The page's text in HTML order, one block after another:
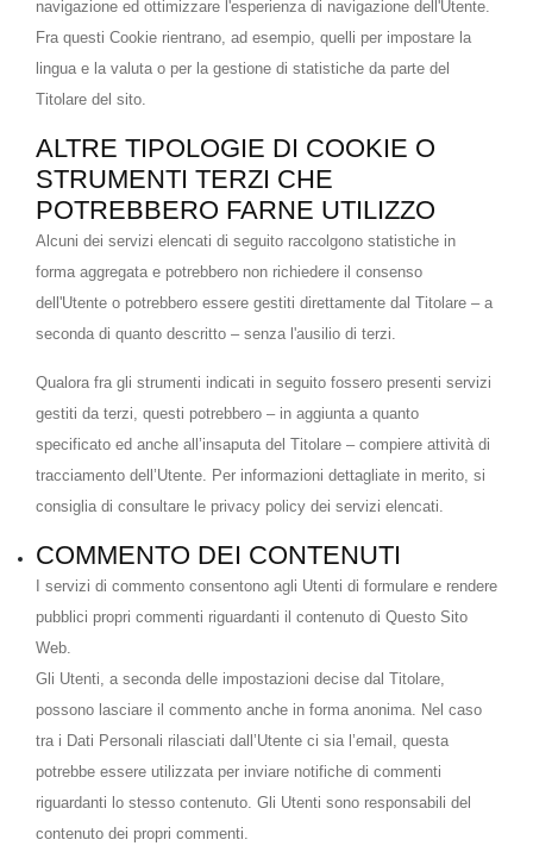
navigazione ed ottimizzare l'esperienza di navigazione dell'Utente.
Fra questi Cookie rientrano, ad esempio, quelli per impostare la
lingua e la valuta o per la gestione di statistiche da parte del
Titolare del sito.
ALTRE TIPOLOGIE DI COOKIE O
STRUMENTI TERZI CHE
POTREBBERO FARNE UTILIZZO
Alcuni dei servizi elencati di seguito raccolgono statistiche in
forma aggregata e potrebbero non richiedere il consenso
dell'Utente o potrebbero essere gestiti direttamente dal Titolare – a
seconda di quanto descritto – senza l'ausilio di terzi.
Qualora fra gli strumenti indicati in seguito fossero presenti servizi
gestiti da terzi, questi potrebbero – in aggiunta a quanto
specificato ed anche all’insaputa del Titolare – compiere attività di
tracciamento dell’Utente. Per informazioni dettagliate in merito, si
consiglia di consultare le privacy policy dei servizi elencati.
COMMENTO DEI CONTENUTI
I servizi di commento consentono agli Utenti di formulare e rendere
pubblici propri commenti riguardanti il contenuto di Questo Sito
Web.
Gli Utenti, a seconda delle impostazioni decise dal Titolare,
possono lasciare il commento anche in forma anonima. Nel caso
tra i Dati Personali rilasciati dall’Utente ci sia l’email, questa
potrebbe essere utilizzata per inviare notifiche di commenti
riguardanti lo stesso contenuto. Gli Utenti sono responsabili del
contenuto dei propri commenti.